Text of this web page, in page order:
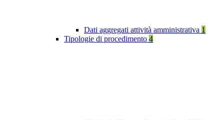
Dati aggregati attività amministrativa 1
Tipologie di procedimento 4